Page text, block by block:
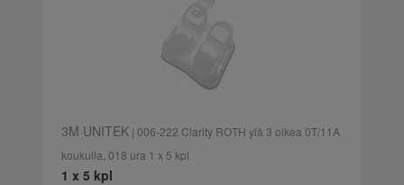
3M UNITEK| 006-222 Clarity ROTH ylä 3 oikea 0T/11A
koukulla, 018 ura 1 x 5 kpl
1 x 5 kpl